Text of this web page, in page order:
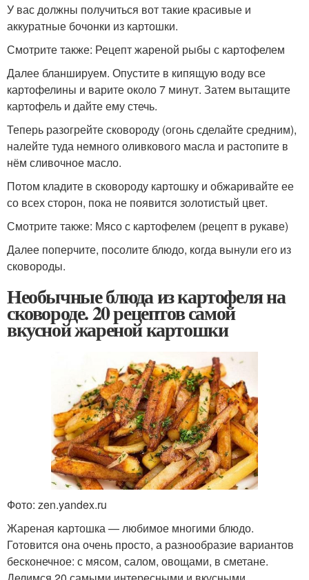
У вас должны получиться вот такие красивые и
аккуратные бочонки из картошки.
Смотрите также: Рецепт жареной рыбы с картофелем
Далее бланшируем. Опустите в кипящую воду все
картофелины и варите около 7 минут. Затем вытащите
картофель и дайте ему стечь.
Теперь разогрейте сковороду (огонь сделайте средним),
налейте туда немного оливкового масла и растопите в
нём сливочное масло.
Потом кладите в сковороду картошку и обжаривайте ее
со всех сторон, пока не появится золотистый цвет.
Смотрите также: Мясо с картофелем (рецепт в рукаве)
Далее поперчите, посолите блюдо, когда вынули его из
сковороды.
Необычные блюда из картофеля на
сковороде. 20 рецептов самой
вкусной жареной картошки
Фото: zen.yandex.ru
Жареная картошка — любимое многими блюдо.
Готовится она очень просто, а разнообразие вариантов
бесконечное: с мясом, салом, овощами, в сметане.